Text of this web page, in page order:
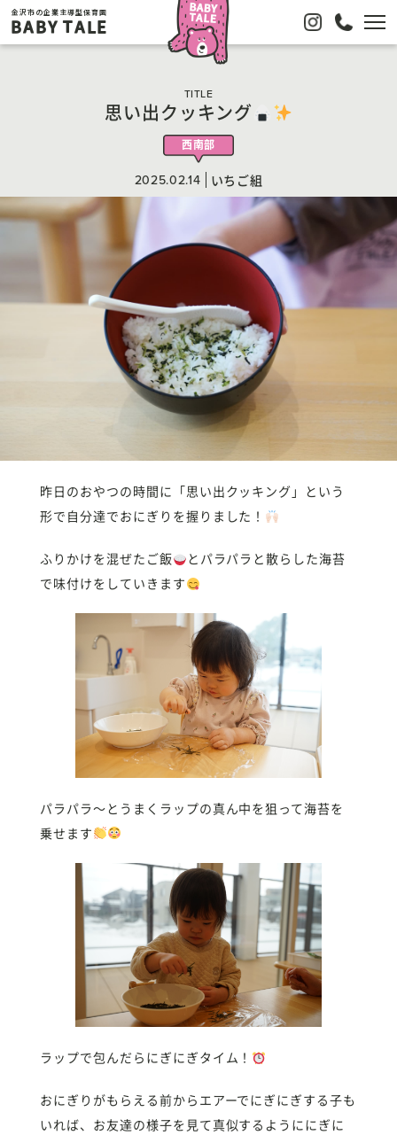
金沢市の企業主導型保育園
BABY TALE
TITLE
思い出クッキング
西南部
2025.02.14 いちご組
昨日のおやつの時間に「思い出クッキング」という
形で自分達でおにぎりを握りました！
ふりかけを混ぜたご飯
とパラパラと散らした海苔
で味付けをしていきます
パラパラ〜とうまくラップの真ん中を狙って海苔を
乗せます
ラップで包んだらにぎにぎタイム！
おにぎりがもらえる前からエアーでにぎにぎする子も
いれば、お友達の様子を見て真似するようににぎに